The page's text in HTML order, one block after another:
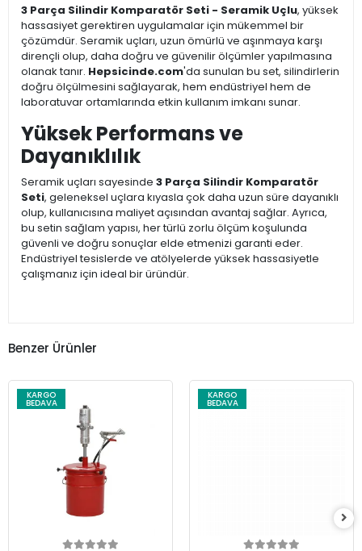
3 Parça Silindir Komparatör Seti - Seramik Uçlu, yüksek
hassasiyet gerektiren uygulamalar için mükemmel bir
çözümdür. Seramik uçları, uzun ömürlü ve aşınmaya karşı
dirençli olup, daha doğru ve güvenilir ölçümler yapılmasına
olanak tanır. Hepsicinde.com'da sunulan bu set, silindirlerin
doğru ölçülmesini sağlayarak, hem endüstriyel hem de
laboratuvar ortamlarında etkin kullanım imkanı sunar.
Yüksek Performans ve
Dayanıklılık
Seramik uçları sayesinde 3 Parça Silindir Komparatör
Seti, geleneksel uçlara kıyasla çok daha uzun süre dayanıklı
olup, kullanıcısına maliyet açısından avantaj sağlar. Ayrıca,
bu setin sağlam yapısı, her türlü zorlu ölçüm koşulunda
güvenli ve doğru sonuçlar elde etmenizi garanti eder.
Endüstriyel tesislerde ve atölyelerde yüksek hassasiyetle
çalışmanız için ideal bir üründür.
Benzer Ürünler
KARGO
BEDAVA
KARGO
BEDAVA